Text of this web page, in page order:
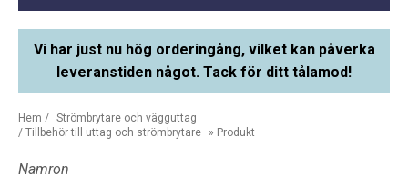
Vi har just nu hög orderingång, vilket kan påverka
leveranstiden något. Tack för ditt tålamod!
Hem / Strömbrytare och vägguttag
/ Tillbehör till uttag och strömbrytare » Produkt
Namron